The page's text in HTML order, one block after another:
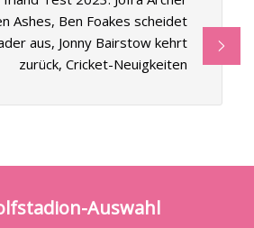
Ashes, Ben Foakes scheidet
aus, Jonny Bairstow kehrt
zurück, Cricket-Neuigkeiten
Auswahl